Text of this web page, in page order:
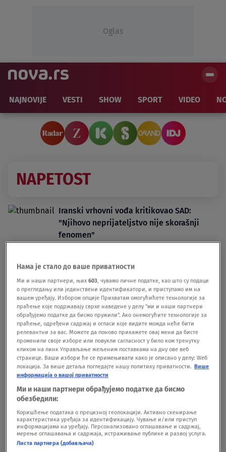
Oglas
NAJNOVIJE VESTI SHOW SPORT VIDEO
NAPETOST
Iranski vrhovni vođa kritikovao SAD:
"Njihovo neprijateljstvo nije skorašnji
fenomen"
SVET24.08.25.
Medicinskom fakultetu u Nišu
EMISIJE10.04.25.
Oglas
Ko pumpa napetost za subotu i najave o
nasilju?
EMISIJE 11.03.25.
Нама је стало до ваше приватности
Ми и наши партнери, њих603, чувамо личне податке, као што су подаци
о прегледању или јединствени идентификатори, и приступамо им на
вашем уређају. Избором опције Прихватам омогућићете технологије за
праћење које подржавају сврхе наведене у делу "ми и наши партнери
обрађујемо податке да бисмо пружили". Ако онемогућите технологије за
праћење, одређени садржај и огласи које видите можда неће бити
релевантни за вас. Можете да поново прикажете овај мени да бисте
променили своје изборе или повукли сагласност у било ком тренутку
кликом на линк Управљање жељеним поставкама на дну ове веб
странице. Ваши избори ће се примењивати како је описано у делу: Wеб
локација. За више детаља погледајте нашу политику приватности. Више
информација о вашој приватности
Ми и наши партнери обрађујемо податке да бисмо
обезбедили:
Коришћење података о прецизној геолокацији. Активно скенирање
карактеристика уређаја за идентификацију. Чување и/или приступ
информацијама на уређају. Персонализовано оглашавање и садржај,
мерење оглашавања и садржаја, истраживање публике и развој услуга.
Листа партнера (добављача)